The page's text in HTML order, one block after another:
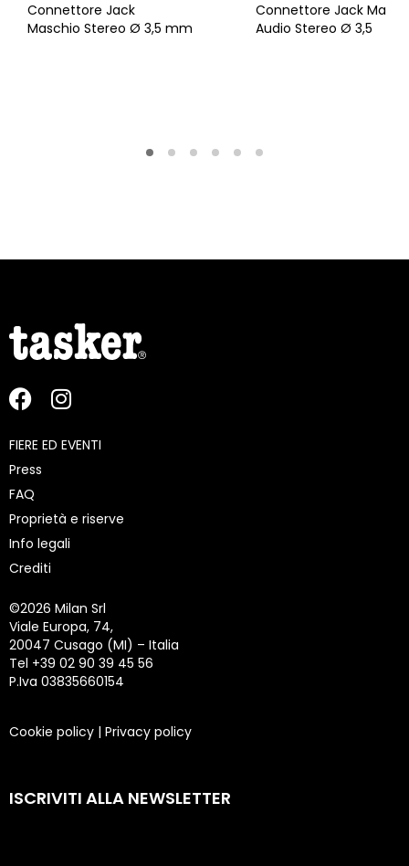
Connettore Jack
Maschio Stereo Ø 3,5 mm
Connettore Jack
Audio Stereo Ø 3,5
FIERE ED EVENTI
Press
FAQ
Proprietà e riserve
Info legali
Crediti
©2026 Milan Srl
Viale Europa, 74,
20047 Cusago (MI) – Italia
Tel +39 02 90 39 45 56
P.Iva 03835660154
Cookie policy | Privacy policy
ISCRIVITI ALLA NEWSLETTER